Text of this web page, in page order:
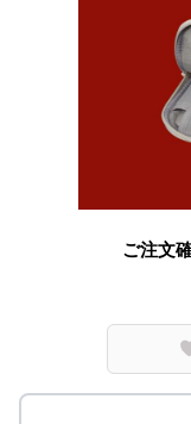
ご注文